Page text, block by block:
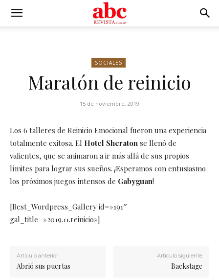
SOCIALES
Maratón de reinicio
15 de noviembre, 2019
Los 6 talleres de Reinicio Emocional fueron una experiencia
totalmente exitosa. El Hotel Sheraton se llenó de
valientes, que se animaron a ir más allá de sus propios
límites para lograr sus sueños. ¡Esperamos con entusiasmo
los próximos juegos intensos de Gabyguan!
[Best_Wordpress_Gallery id=»191″
gal_title=»2019.11.reinicio»]
Artículo anterior
Abrió sus puertas
Artículo siguiente
Backstage